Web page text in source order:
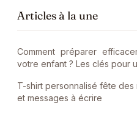
Articles à la une
Comment préparer
votre enfant ? Les clés pour
T-shirt personnalisé fête
et messages à écrire